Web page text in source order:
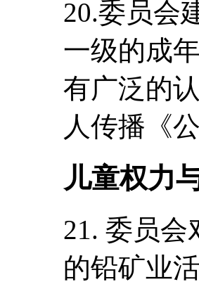
20.委员会
一级的成
有广泛的
人传播《
儿童权力
21. 委员会
的铅矿业